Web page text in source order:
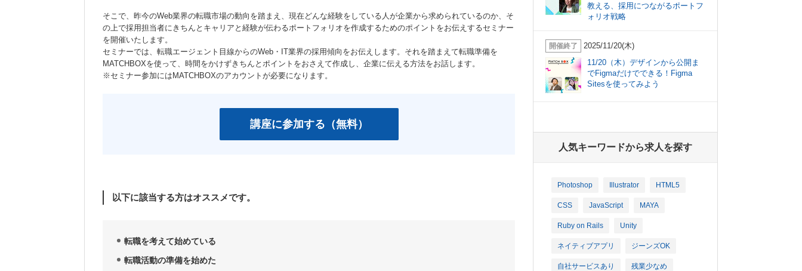
そこで、昨今のWeb業界の転職市場の動向を踏まえ、現在どんな経験をしている人が企業から求められているのか、そ
の上で採用担当者にきちんとキャリアと経験が伝わるポートフォリオを作成するためのポイントをお伝えするセミナー
を開催いたします。
セミナーでは、転職エージェント目線からのWeb・IT業界の採用傾向をお伝えします。それを踏まえて転職準備を
MATCHBOXを使って、時間をかけずきちんとポイントをおさえて作成し、企業に伝える方法をお話します。
※セミナー参加にはMATCHBOXのアカウントが必要になります。
講座に参加する（無料）
以下に該当する方はオススメです。
転職を考えて始めている
転職活動の準備を始めた
教える、採用につながるポートフ
ォリオ戦略
開催終了
2025/11/20(木)
11/20（木）デザインから公開ま
でFigmaだけでできる！Figma
Sitesを使ってみよう
人気キーワードから求人を探す
Photoshop Illustrator HTML5
CSS JavaScript MAYA
Ruby on Rails Unity
ネイティブアプリ ジーンズOK
自社サービスあり 残業少なめ